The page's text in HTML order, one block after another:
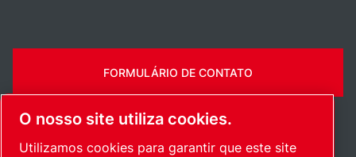
FORMULÁRIO DE CONTATO
O nosso site utiliza cookies.
Utilizamos cookies para garantir que este site